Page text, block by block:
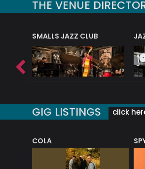
THE VENUE
SMALLS JAZZ CLUB
GIG LISTINGS click
COLA